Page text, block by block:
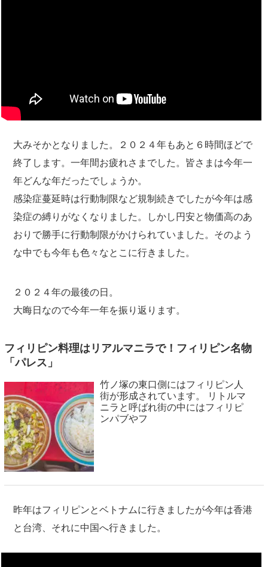
大みそかとなりました。２０２４年もあと６時間ほどで
終了します。一年間お疲れさまでした。皆さまは今年一
年どんな年だったでしょうか。
感染症蔓延時は行動制限など規制続きでしたが今年は感
染症の縛りがなくなりました。しかし円安と物価高のあ
おりで勝手に行動制限がかけられていました。そのよう
な中でも今年も色々なとこに行きました。
２０２４年の最後の日。
大晦日なので今年一年を振り返ります。
フィリピン料理はリアルマニラで！フィリピン名物
「パレス」
竹ノ塚の東口側にはフィリピン人
街が形成されています。 リトルマ
ニラと呼ばれ街の中にはフィリピ
ンパブやフ
昨年はフィリピンとベトナムに行きましたが今年は香港
と台湾、それに中国へ行きました。